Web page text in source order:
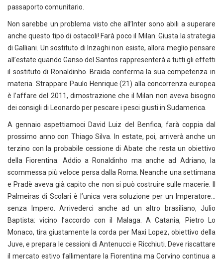
passaporto comunitario.
Non sarebbe un problema visto che all’Inter sono abili a superare
anche questo tipo di ostacoli! Farà poco il Milan. Giusta la strategia
di Galliani. Un sostituto di Inzaghi non esiste, allora meglio pensare
all’estate quando Ganso del Santos rappresenterà a tutti gli effetti
il sostituto di Ronaldinho. Braida conferma la sua competenza in
materia. Strappare Paulo Henrique (21) alla concorrenza europea
è l’affare del 2011, dimostrazione che il Milan non aveva bisogno
dei consigli di Leonardo per pescare i pesci giusti in Sudamerica.
A gennaio aspettiamoci David Luiz del Benfica, farà coppia dal
prossimo anno con Thiago Silva. In estate, poi, arriverà anche un
terzino con la probabile cessione di Abate che resta un obiettivo
della Fiorentina. Addio a Ronaldinho ma anche ad Adriano, la
scommessa più veloce persa dalla Roma. Neanche una settimana
e Pradè aveva già capito che non si può costruire sulle macerie. Il
Palmeiras di Scolari è l’unica vera soluzione per un Imperatore…
senza Impero. Arrivederci anche ad un altro brasiliano, Julio
Baptista: vicino l’accordo con il Malaga. A Catania, Pietro Lo
Monaco, tira giustamente la corda per Maxi Lopez, obiettivo della
Juve, e prepara le cessioni di Antenucci e Ricchiuti. Deve riscattare
il mercato estivo fallimentare la Fiorentina ma Corvino continua a